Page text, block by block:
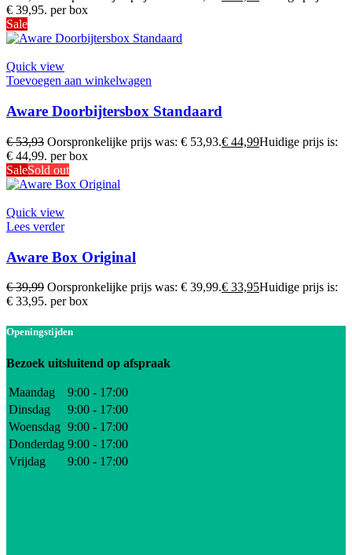
€ 39,95. per box
Sale
Quick view
Toevoegen aan winkelwagen
Aware Doorbijtersbox Standaard
€53,93 Oorspronkelijke prijs was: € 53,93.€ 44,99Huidige prijs is:
€ 44,99. per box
SaleSold out
Quick view
Lees verder
Aware Box Original
€39,99 Oorspronkelijke prijs was: € 39,99.€ 33,95Huidige prijs is:
€ 33,95. per box
Openingstijden
Bezoek uitsluitend op afspraak
Maandag
9:00 - 17:00
Dinsdag
9:00 - 17:00
Woensdag 9:00 - 17:00
Donderdag 9:00 - 17:00
Vrijdag
9:00 - 17:00